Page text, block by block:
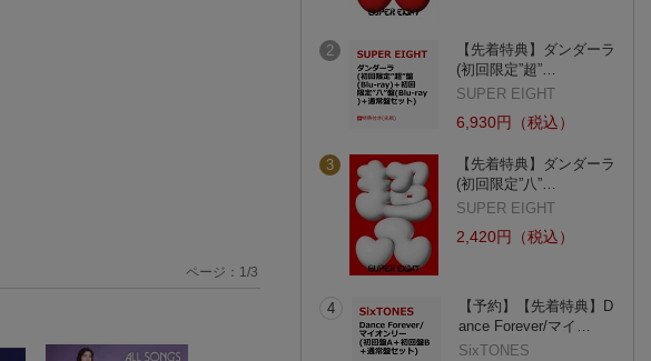
ページ： 1/3
2
【先着特典】ダンダーラ
(初回限定”超”…
SUPER EIGHT
6,930円（税込）
3
【先着特典】ダンダーラ
(初回限定”八”…
SUPER EIGHT
2,420円（税込）
4
【予約】【先着特典】D
ance Forever/マイ…
SixTONES